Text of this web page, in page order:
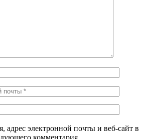
адрес электронной почты и веб-сайт в
комментария.